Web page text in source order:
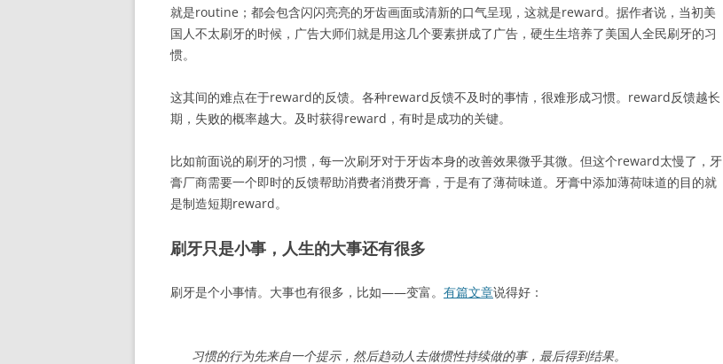
就是routine；都会包含闪闪亮亮的牙齿画面或清新的口气呈现，这就是reward。据作者说，当初美
国人不太刷牙的时候，广告大师们就是用这几个要素拼成了广告，硬生生培养了美国人全民刷牙的习
惯。
这其间的难点在于reward的反馈。各种reward反馈不及时的事情，很难形成习惯。reward反馈越长
期，失败的概率越大。及时获得reward，有时是成功的关键。
比如前面说的刷牙的习惯，每一次刷牙对于牙齿本身的改善效果微乎其微。但这个reward太慢了，牙
膏厂商需要一个即时的反馈帮助消费者消费牙膏，于是有了薄荷味道。牙膏中添加薄荷味道的目的就
是制造短期reward。
刷牙只是小事，人生的大事还有很多
刷牙是个小事情。大事也有很多，比如——变富。 有篇文章说得好：
习惯的行为先来自一个提示，然后趋动人去做惯性持续做的事，最后得到结果。